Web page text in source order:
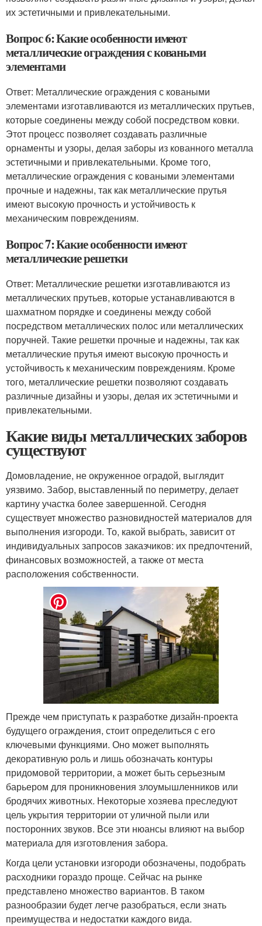
их эстетичными и привлекательными.
Вопрос 6: Какие особенности имеют
металлические ограждения с коваными
элементами
Ответ: Металлические ограждения с коваными
элементами изготавливаются из металлических прутьев,
которые соединены между собой посредством ковки.
Этот процесс позволяет создавать различные
орнаменты и узоры, делая заборы из кованного металла
эстетичными и привлекательными. Кроме того,
металлические ограждения с коваными элементами
прочные и надежны, так как металлические прутья
имеют высокую прочность и устойчивость к
механическим повреждениям.
Вопрос 7: Какие особенности имеют
металлические решетки
Ответ: Металлические решетки изготавливаются из
металлических прутьев, которые устанавливаются в
шахматном порядке и соединены между собой
посредством металлических полос или металлических
поручней. Такие решетки прочные и надежны, так как
металлические прутья имеют высокую прочность и
устойчивость к механическим повреждениям. Кроме
того, металлические решетки позволяют создавать
различные дизайны и узоры, делая их эстетичными и
привлекательными.
Какие виды металлических заборов
существуют
Домовладение, не окруженное оградой, выглядит
уязвимо. Забор, выставленный по периметру, делает
картину участка более завершенной. Сегодня
существует множество разновидностей материалов для
выполнения изгороди. То, какой выбрать, зависит от
индивидуальных запросов заказчиков: их предпочтений,
финансовых возможностей, а также от места
расположения собственности.
Прежде чем приступать к разработке дизайн-проекта
будущего ограждения, стоит определиться с его
ключевыми функциями. Оно может выполнять
декоративную роль и лишь обозначать контуры
придомовой территории, а может быть серьезным
барьером для проникновения злоумышленников или
бродячих животных. Некоторые хозяева преследуют
цель укрытия территории от уличной пыли или
посторонних звуков. Все эти нюансы влияют на выбор
материала для изготовления забора.
Когда цели установки изгороди обозначены, подобрать
расходники гораздо проще. Сейчас на рынке
представлено множество вариантов. В таком
разнообразии будет легче разобраться, если знать
преимущества и недостатки каждого вида.